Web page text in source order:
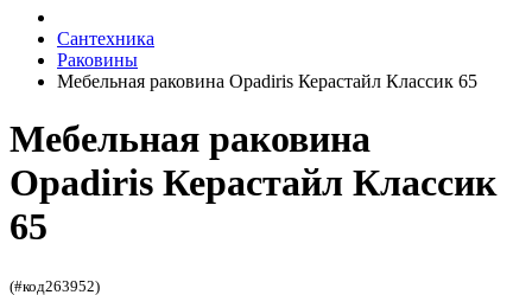
Сантехника
Раковины
Мебельная раковина Opadiris Керастайл Классик 65
Мебельная раковина
Opadiris Керастайл Классик
65
(#код263952)